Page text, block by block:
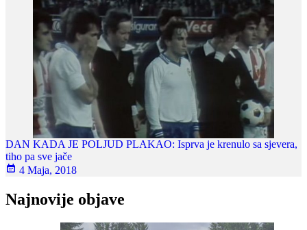
DAN KADA JE POLJUD PLAKAO: Isprva je krenulo sa sjevera,
tiho pa sve jače
4 Maja, 2018
Najnovije objave